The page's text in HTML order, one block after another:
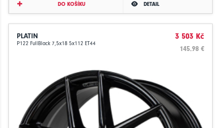
DO KOŠÍKU DETAIL
PLATIN
P122 FullBlack 7,5x18 5x112 ET44
3 503 Kč
145.98 €